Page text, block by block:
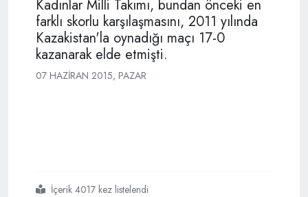
Kadınlar Milli Takımı, bundan önceki en
farklı skorlu karşılaşmasını, 2011 yılında
Kazakistan'la oynadığı maçı 17-0
kazanarak elde etmişti.
07 HAZIRAN 2015, PAZAR
#dünya
#kupasında
#gol
#yağmuru
İçerik 4017 kez listelendi